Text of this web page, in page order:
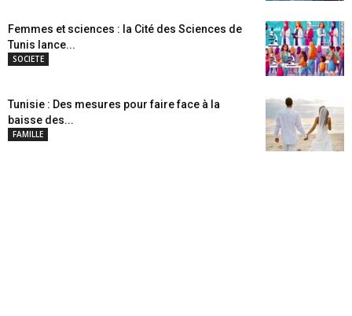
Femmes et sciences : la Cité des Sciences de
Tunis lance...
SOCIETE
Tunisie : Des mesures pour faire face à la
baisse des...
FAMILLE